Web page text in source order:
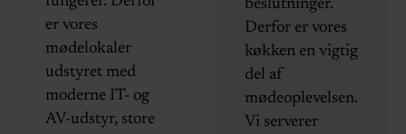
er vores
mødelokaler
udstyret med
moderne IT- og
AV-udstyr, store
beslutninger.
Derfor er vores
køkken en vigtig
del af
mødeoplevelsen.
Vi serverer